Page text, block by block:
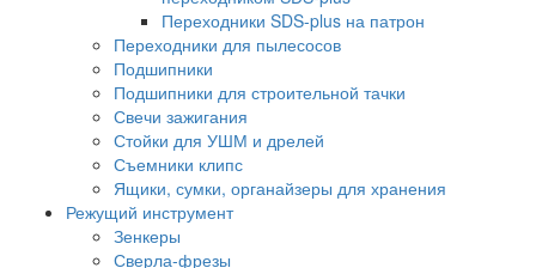
Переходники SDS-plus на патрон
Переходники для пылесосов
Подшипники
Подшипники для строительной тачки
Свечи зажигания
Стойки для УШМ и дрелей
Съемники клипс
Ящики, сумки, органайзеры для хранения
Режущий инструмент
Зенкеры
Сверла-фрезы